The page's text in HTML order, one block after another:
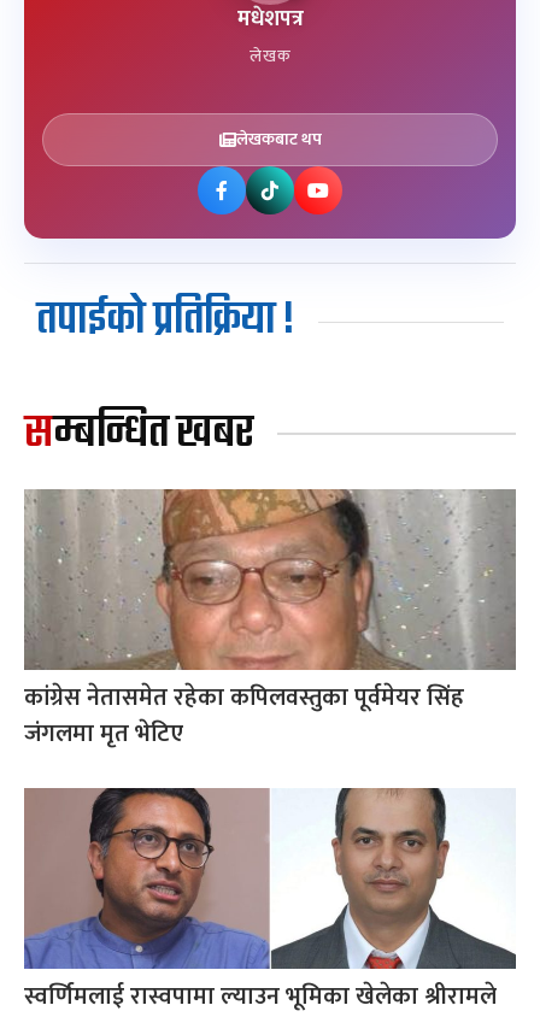
मधेशपत्र
लेखक
लेखकबाट थप
तपाईको प्रतिक्रिया !
सम्बन्धित खबर
कांग्रेस नेतासमेत रहेका कपिलवस्तुका पूर्वमेयर सिंह
जंगलमा मृत भेटिए
स्वर्णिमलाई रास्वपामा ल्याउन भूमिका खेलेका श्रीरामले